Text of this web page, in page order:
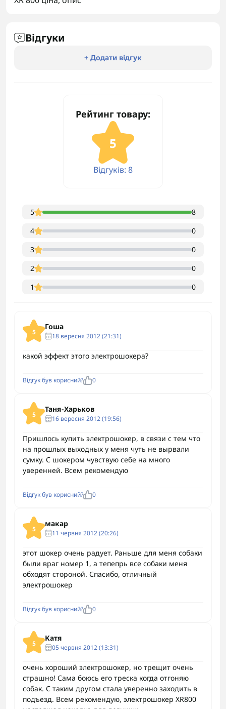
Відгуки
+ Додати відгук
Рейтинг товару:
5
Відгуків: 8
5
8
4
0
3
0
2
0
1
0
5
Гоша
18 вересня 2012 (21:31)
какой эффект этого электрошокера?
Відгук був корисний? 0
5
Таня-Харьков
16 вересня 2012 (19:56)
Пришлось купить электрошокер, в связи с тем что
на прошлых выходных у меня чуть не вырвали
сумку. С шокером чувствую себе на много
уверенней. Всем рекомендую
Відгук був корисний? 0
5
макар
11 червня 2012 (20:26)
этот шокер очень радует. Раньше для меня собаки
были враг номер 1, а тепепрь все собаки меня
обходят стороной. Спасибо, отличный
электрошокер
Відгук був корисний? 0
5
Катя
05 червня 2012 (13:31)
очень хороший электрошокер, но трещит очень
страшно! Сама боюсь его треска когда отгоняю
собак. С таким другом стала уверенно заходить в
подъезд. Всем рекомендую, электрошокер XR800